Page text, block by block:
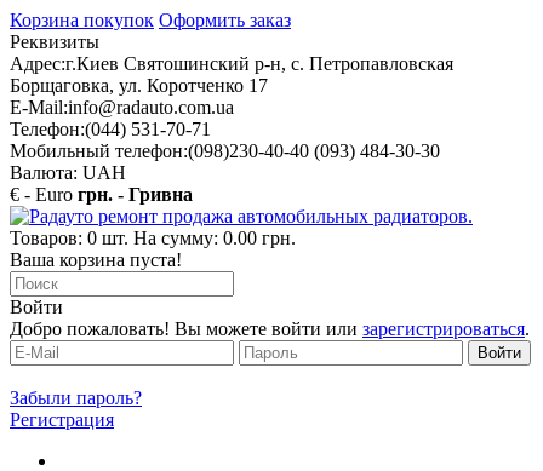
Корзина покупок Оформить заказ
Реквизиты
Адрес:г.Киев Святошинский р-н, с. Петропавловская
Борщаговка, ул. Коротченко 17
E-Mail:info@radauto.com.ua
Телефон:(044) 531-70-71
Мобильный телефон:(098)230-40-40 (093) 484-30-30
Валюта: UAH
€ - Euro грн. - Гривна
Товаров: 0 шт. На сумму: 0.00 грн.
Ваша корзина пуста!
Войти
Добро пожаловать! Вы можете войти или зарегистрироваться.
Забыли пароль?
Регистрация